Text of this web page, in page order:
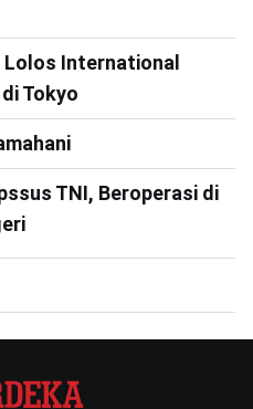
Lolos International
Tokyo
TNI, Beroperasi di